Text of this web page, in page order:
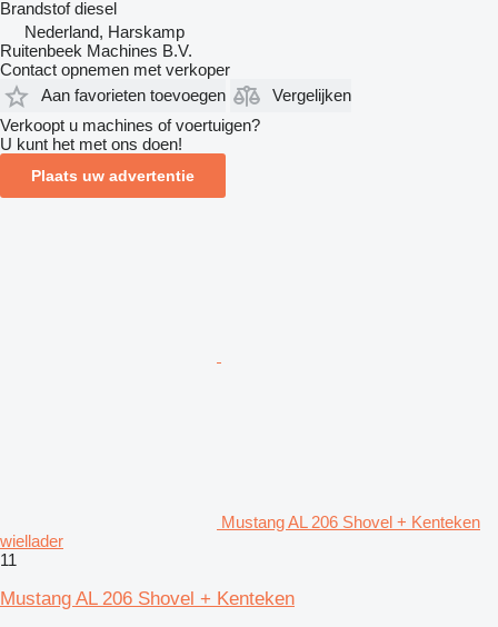
Brandstof diesel
Nederland, Harskamp
Ruitenbeek Machines B.V.
Contact opnemen met verkoper
Aan favorieten toevoegen
Vergelijken
Verkoopt u machines of voertuigen?
U kunt het met ons doen!
Plaats uw advertentie
Mustang AL 206 Shovel + Kenteken
wiellader
11
Mustang AL 206 Shovel + Kenteken